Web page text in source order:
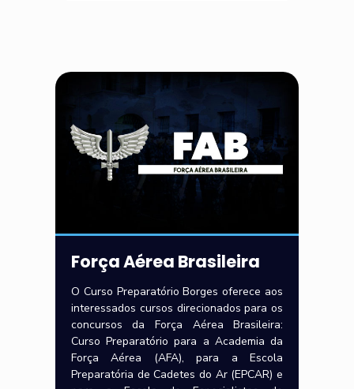
Força Aérea Brasileira
O Curso Preparatório Borges oferece aos
interessados cursos direcionados para os
concursos da Força Aérea Brasileira:
Curso Preparatório para a Academia da
Força Aérea (AFA), para a Escola
Preparatória de Cadetes do Ar (EPCAR) e